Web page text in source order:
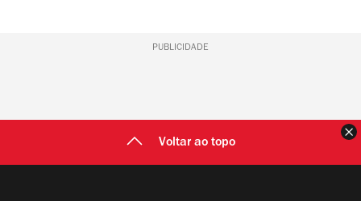
PUBLICIDADE
Voltar ao topo